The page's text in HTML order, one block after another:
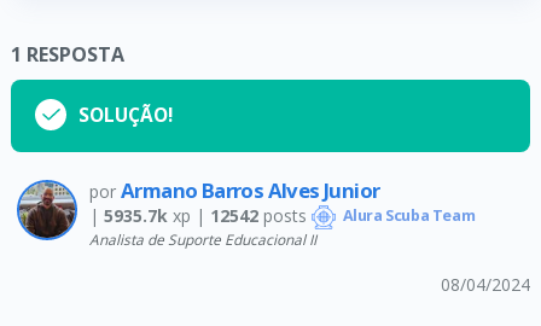
1 RESPOSTA
SOLUÇÃO!
por Armano Barros Alves Junior
| 5935.7kxp | 12542posts Alura Scuba Team
Analista de Suporte Educacional II
08/04/2024